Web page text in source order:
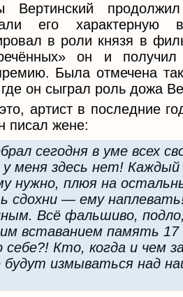
Вертинский
его
в роли князя в
он и получил
Была отмечена
он сыграл роль дожа
артист в последние
писал жене:
сегодня в уме всех
у меня здесь нет!
нужно, плюя на
сдохни — ему
Всё фальшиво,
вставанием память 17
себе?! Кто, когда и чем
будут измываться над